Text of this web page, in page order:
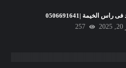
الخيمة |0506691641
257